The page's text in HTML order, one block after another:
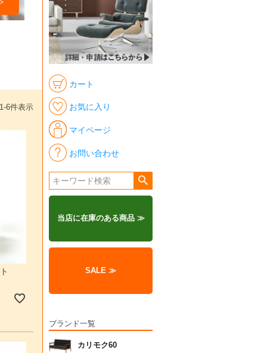
-6件表示
カート
お気に入り
マイページ
お問い合わせ
当店に在庫のある商品 ≫
SALE ≫
ブランド一覧
カリモク60